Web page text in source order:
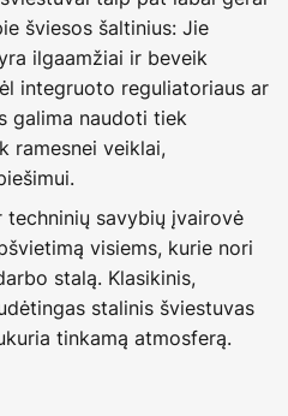
šviesos šaltinius: Jie
ilgaamžiai ir beveik
integruoto reguliatoriaus ar
galima naudoti tiek
ramesnei veiklai,
techninių savybių įvairovė
visiems, kurie nori
stalą. Klasikinis,
stalinis šviestuvas
tinkamą atmosferą.